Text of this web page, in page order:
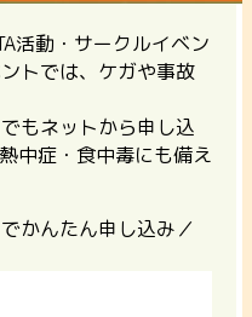
活動・サークルイベン
トでは、ケガや事故
もネットから申し込
中症・食中毒にも備え
かんたん申し込み／